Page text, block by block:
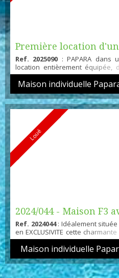
Première location
entiètement équipé...
Ref. 2025090 : PAPARA dans
location entièrement équipée,
grande terrasse couverte,
ce bien immobilier est
alimentaire et de la mer. Pour
visite, contact : Michel au 87 77
Maison individuelle
Loué
2024/044 - Maison F3
170 000 xpf me...
Ref. 2024044: Idéalement située
en EXCLUSIVITE cette
Ce bien d'environ 80 m2
buanderie avec salle d'eau et
avec rangement, une seconde
vivre incluant séjour et un coin
Gagne en espace avec une
Maison individuelle